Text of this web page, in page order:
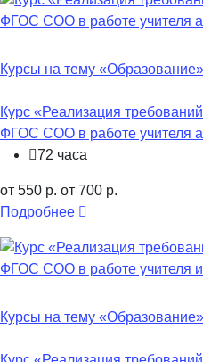
Курсы на тему «Образование»
Курс «Реализация
ФГОС СОО в работе учителя
72 часа
от 550 р. от 700 р.
Подробнее
Курсы на тему «Образование»